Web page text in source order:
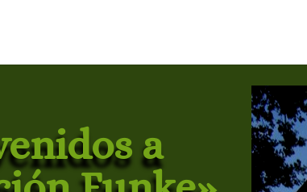
a